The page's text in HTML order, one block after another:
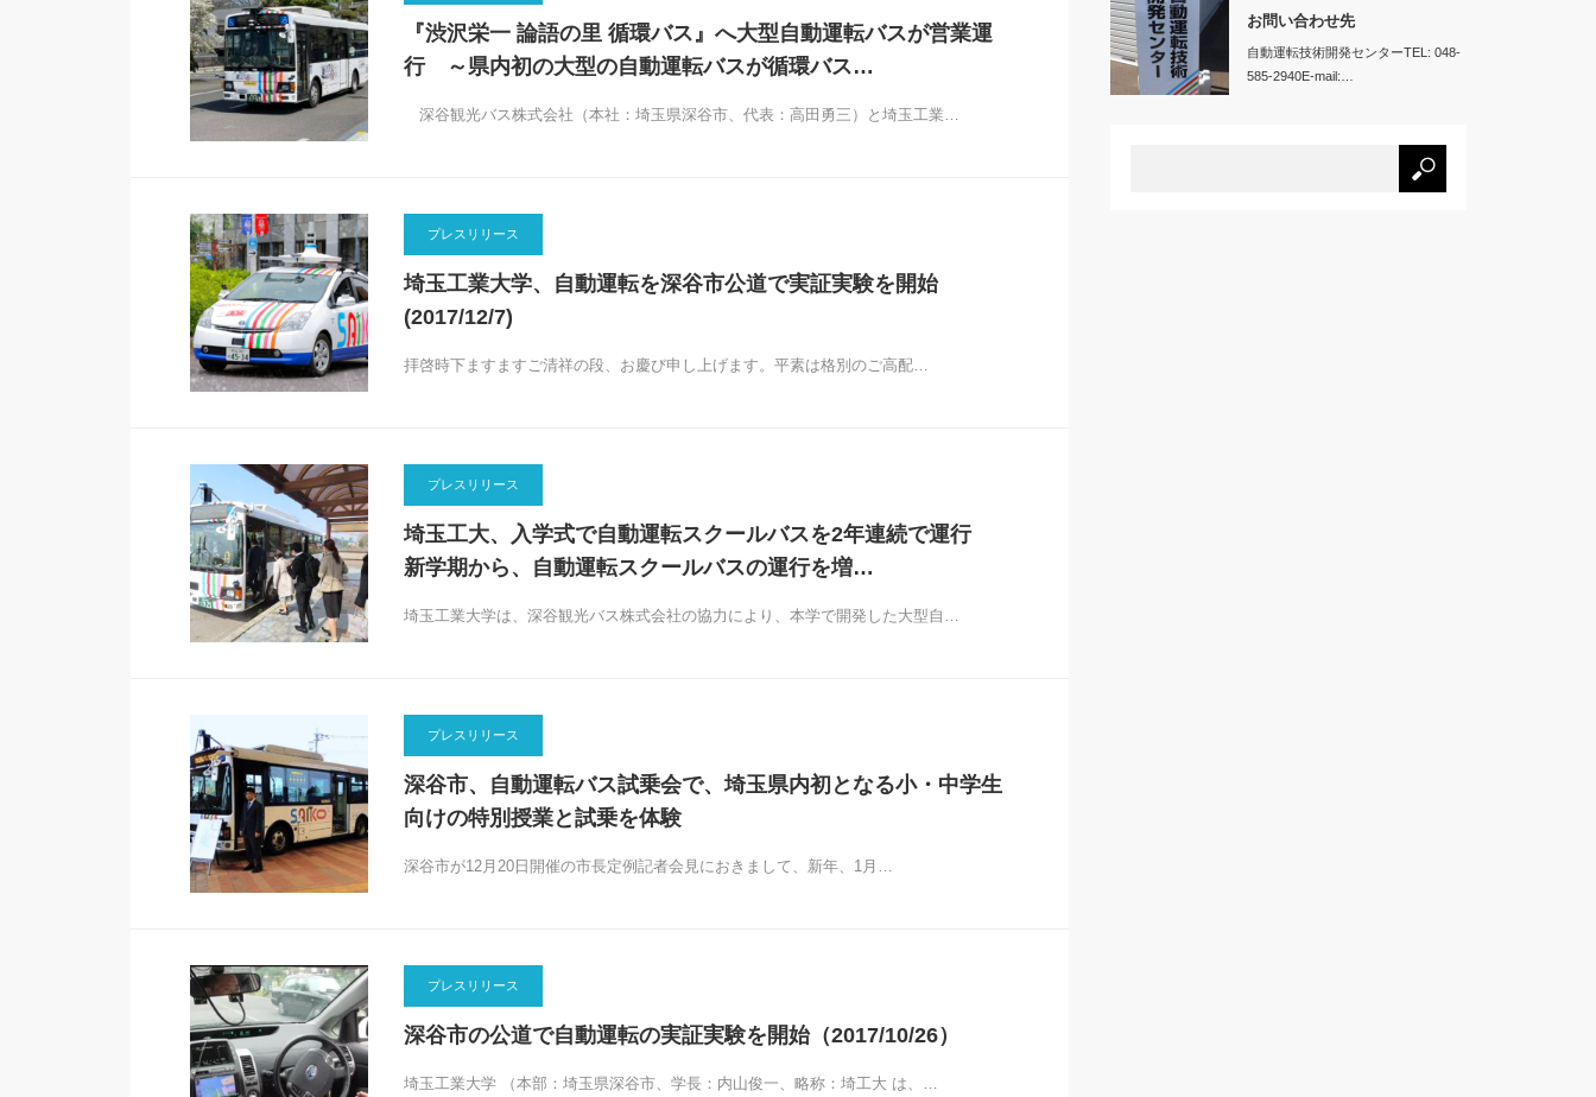
『渋沢栄一 論語の里 循環バス』へ大型自動運転バスが営業運
行 ～県内初の大型の自動運転バスが循環バス…
深谷観光バス株式会社（本社：埼玉県深谷市、代表：高田勇三）と埼玉工業…
プレスリリース
埼玉工業大学、自動運転を深谷市公道で実証実験を開始
(2017/12/7)
拝啓時下ますますご清祥の段、お慶び申し上げます。平素は格別のご高配…
プレスリリース
埼玉工大、入学式で自動運転スクールバスを2年連続で運行
新学期から、自動運転スクールバスの運行を増…
埼玉工業大学は、深谷観光バス株式会社の協力により、本学で開発した大型自…
プレスリリース
深谷市、自動運転バス試乗会で、埼玉県内初となる小・中学生
向けの特別授業と試乗を体験
深谷市が12月20日開催の市長定例記者会見におきまして、新年、1月…
プレスリリース
深谷市の公道で自動運転の実証実験を開始（2017/10/26）
埼玉工業大学 （本部：埼玉県深谷市、学長：内山俊一、略称：埼工大 は、…
お問い合わせ先
自動運転技術開発センターTEL: 048-
585-2940E-mail:…